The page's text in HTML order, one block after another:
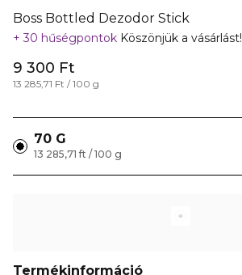
Boss Bottled Dezodor Stick
30 hűségpontok Köszönjük a vásárlást!
9 300 Ft
13 285,71 Ft / 100 g
70 G
13 285,71 ft / 100 g
Termékinformáció